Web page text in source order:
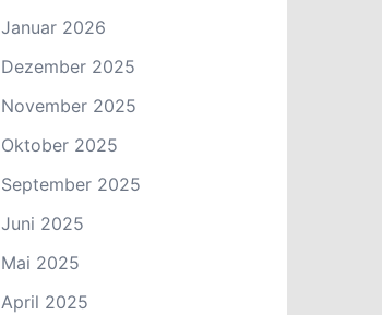
Januar 2026
Dezember 2025
November 2025
Oktober 2025
September 2025
Juni 2025
Mai 2025
April 2025